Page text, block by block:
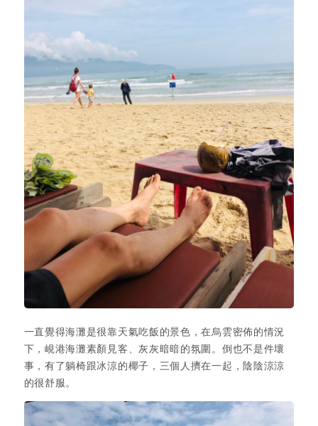
一直覺得海灘是很靠天氣吃飯的景色，在烏雲密佈的情況
下，峴港海灘素顏見客、灰灰暗暗的氛圍。倒也不是件壞
事，有了躺椅跟冰涼的椰子，三個人擠在一起，陰陰涼涼
的很舒服。